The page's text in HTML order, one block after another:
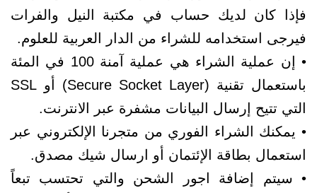
فإذا كان لديك حساب في مكتبة النيل والفرات
فيرجى استخدامه للشراء من الدار العربية للعلوم.
• إن عملية الشراء هي عملية آمنة 100 في المئة
باستعمال تقنية (Secure Socket Layer) أو SSL
التي تتيح إرسال البيانات مشفرة عبر الانترنت.
• يمكنك الشراء الفوري من متجرنا الإلكتروني عبر
استعمال بطاقة الإئتمان أو ارسال شيك مصدق.
• سيتم إضافة اجور الشحن والتي تحتسب تبعاً